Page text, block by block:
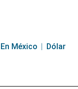
México
Dólar